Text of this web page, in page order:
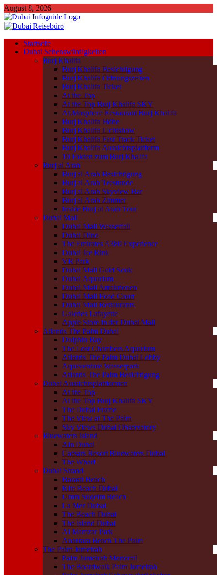
August 8, 2026
Startseite
Dubai Sehenswürdigkeiten
Burj Khalifa
Burj Khalifa Besichtigung
Burj Khalifa Öffnungszeiten
Burj Khalifa Ticket
At the Top
At the Top Burj Khalifa SKY
At.Mosphere Restaurant Burj Khalifa
Burj Khalifa Höhe
Burj Khalifa Lichtshow
Burj Khalifa Fast Track Ticket
Burj Khalifa Aussichtsplattform
10 Fakten zum Burj Khalifa
Burj al Arab
Burj al Arab Besichtigung
Burj al Arab Teestunde
Burj al Arab Skyview Bar
Burj al Arab Zimmer
Inside Burj al Arab Tour
Dubai Mall
Dubai Mall Wasserfall
Dubai Dino
The Emirates A380 Experience
Dubai Ice Rink
VR Park
Dubai Mall Gold Souk
Dubai Aquarium
Dubai Mall Attraktionen
Dubai Mall Food Court
Dubai Mall Restaurants
Galeries Lafayette
Apple Store in der Dubai Mall
Atlantis The Palm Dubai
Dolphin Bay
The Lost Chambers Aquarium
Atlantis The Palm Dubai Lobby
Aquaventure Wasserpark
Atlantis The Palm Besichtigung
Dubai Aussichtsplattformen
At the Top
At the Top Burj Khalifa SKY
The Dubai Frame
The View at The Palm
Sky Views Dubai Observatory
Bluewaters Island
Ain Dubai
Caesars Resort Bluewaters Dubai
The Wharf
Dubai Strand
Barasti Beach
Kite Beach Dubai
Umm Suqeim Beach
La Mer Dubai
The Beach Dubai
The Island Dubai
Al Mamzar Park
Anantara Beach The Palm
The Palm Jumeirah
Palm Jumeirah Monorail
The Boardwalk Palm Jumeirah